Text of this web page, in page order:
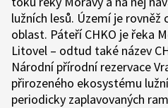
lužních lesů. Území je rovněž
oblast. Páteří CHKO je řeka
Litovel – odtud také název
Národní přírodní rezervace
přirozeného ekosystému
periodicky zaplavovaných